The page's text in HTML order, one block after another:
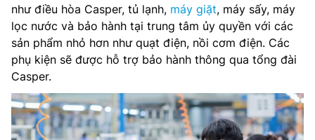
như điều hòa Casper, tủ lạnh, máy giặt, máy sấy, máy
lọc nước và bảo hành tại trung tâm ủy quyền với các
sản phẩm nhỏ hơn như quạt điện, nồi cơm điện. Các
phụ kiện sẽ được hỗ trợ bảo hành thông qua tổng đài
Casper.